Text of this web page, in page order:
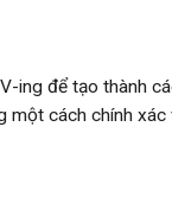
ing để tạo thành
một cách chính